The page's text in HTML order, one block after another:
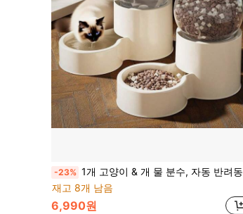
-23% 1개 고양이 & 개 물 분수, 자동 반려동물 급식기, 고양이 & 개 그릇, 사료 보관함, 반려동물 급식 & 음수 도구
재고 8개 남음
6,990원